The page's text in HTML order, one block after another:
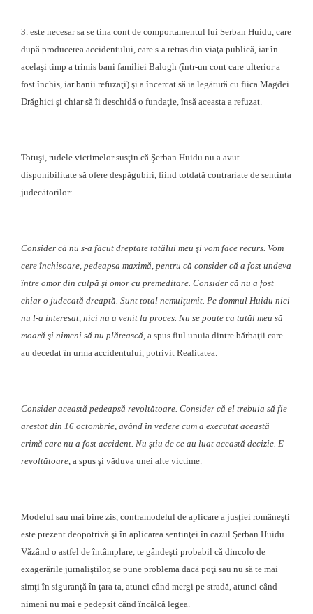
3. este necesar sa se tina cont de comportamentul lui Serban Huidu, care
după producerea accidentului, care s-a retras din viaţa publică, iar în
acelaşi timp a trimis bani familiei Balogh (într-un cont care ulterior a
fost închis, iar banii refuzaţi) şi a încercat să ia legătură cu fiica Magdei
Drăghici şi chiar să îi deschidă o fundaţie, însă aceasta a refuzat.
Totuşi, rudele victimelor susţin că Şerban Huidu nu a avut
disponibilitate să ofere despăgubiri, fiind totdată contrariate de sentinta
judecătorilor:
Consider că nu s-a făcut dreptate tatălui meu şi vom face recurs. Vom
cere închisoare, pedeapsa maximă, pentru că consider că a fost undeva
între omor din culpă şi omor cu premeditare. Consider că nu a fost
chiar o judecată dreaptă. Sunt total nemulţumit. Pe domnul Huidu nici
nu l-a interesat, nici nu a venit la proces. Nu se poate ca tatăl meu să
moară şi nimeni să nu plătească, a spus fiul unuia dintre bărbaţii care
au decedat în urma accidentului, potrivit Realitatea.
Consider această pedeapsă revoltătoare. Consider că el trebuia să fie
arestat din 16 octombrie, având în vedere cum a executat această
crimă care nu a fost accident. Nu ştiu de ce au luat această decizie. E
revoltătoare, a spus şi văduva unei alte victime.
Modelul sau mai bine zis, contramodelul de aplicare a jusţiei româneşti
este prezent deopotrivă şi în aplicarea sentinţei în cazul Şerban Huidu.
Văzând o astfel de întâmplare, te gândeşti probabil că dincolo de
exagerările jurnaliştilor, se pune problema dacă poţi sau nu să te mai
simţi în siguranţă în ţara ta, atunci când mergi pe stradă, atunci când
nimeni nu mai e pedepsit când încălcă legea.